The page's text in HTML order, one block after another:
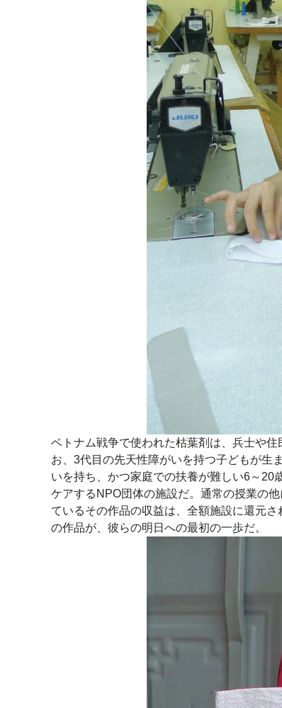
ベトナム戦争で使われた枯葉剤は、兵士や
お、3代目の先天性障がいを持つ子どもが生
いを持ち、かつ家庭での扶養が難しい6～20
ケアするNPO団体の施設だ。通常の授業の
ているその作品の収益は、全額施設に還元
の作品が、彼らの明日への最初の一歩だ。